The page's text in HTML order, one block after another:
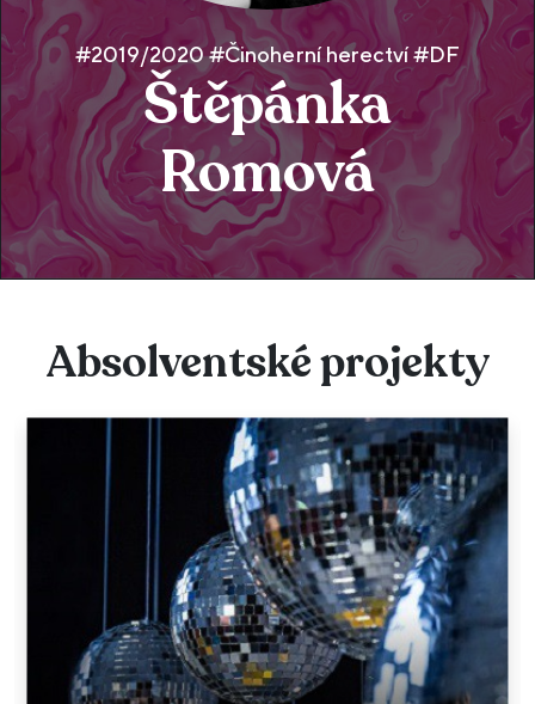
#2019/2020 #Činoherní herectví #DF
Štěpánka
Romová
Absolventské projekty